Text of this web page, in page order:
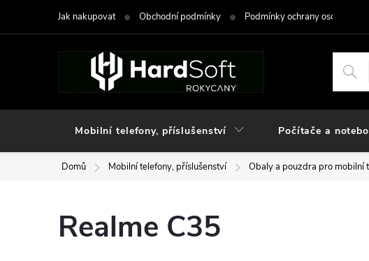
Jak nakupovat Obchodní podmínky Podmínky ochrany osobních
Mobilní telefony, příslušenství Počítače a
Domů Mobilní telefony, příslušenství Obaly a pouzdra pro mobilní
Realme C35